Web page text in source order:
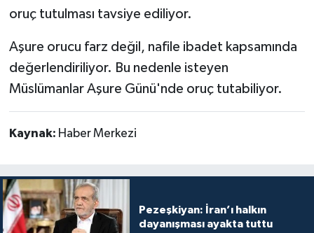
oruç tutulması tavsiye ediliyor.
Aşure orucu farz değil, nafile ibadet kapsamında
değerlendiriliyor. Bu nedenle isteyen
Müslümanlar Aşure Günü'nde oruç tutabiliyor.
Kaynak: Haber Merkezi
Pezeşkiyan: İran’ı halkın
dayanışması ayakta tuttu